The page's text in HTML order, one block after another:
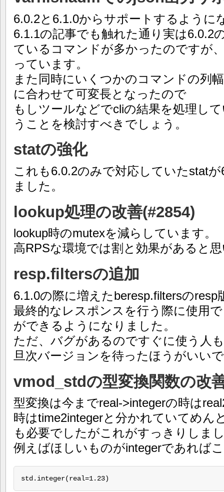
6.0.2と6.1.0からサポートするように
6.1.1の記事でも触れた通り実は6.0.2
ているコマンドが多かったのですが
っています。
また同時にいくつかのコマンドの列
に合わせて可変長となったので
もしツールなどでcliの結果を処理し
うことを検討すべきでしょう。
statの強化
これも6.0.2のみで対応していたstat
ました。
lookup処理の改善(#2854)
lookup時のmutexを減らしています。
高RPSな環境では割と効果があると
resp.filtersの追加
6.1.0の際に増えたberesp.filtersのresp
最終的なレスポンスを行う際に使用
ができるようになりました。
ただ、バグがあるのですぐに使う人
旦次バージョンを待ったほうがいい
vmod_stdの型変換関数の改
型変換は今までreal->integerの時は
時はtime2integerと分かれていてめん
も必要でしたがこれがすっきりしま
例えばほしいものがintegerであれば
std.integer(real=1.23)